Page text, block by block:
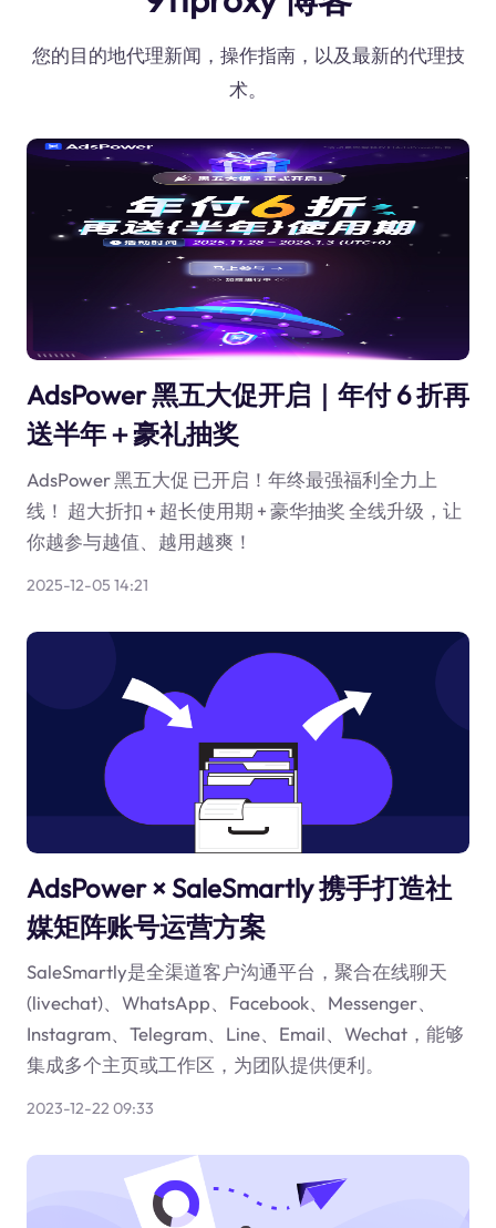
您的目的地代理新闻，操作指南，以及最新的代理技
术。
AdsPower 黑五大促开启｜年付 6 折再
送半年＋豪礼抽奖
AdsPower 黑五大促 已开启！年终最强福利全力上
线！ 超大折扣 + 超长使用期 + 豪华抽奖 全线升级，让
你越参与越值、越用越爽！
2025-12-05 14:21
AdsPower × SaleSmartly 携手打造社
媒矩阵账号运营方案
SaleSmartly是全渠道客户沟通平台，聚合在线聊天
(livechat)、WhatsApp、Facebook、Messenger、
Instagram、Telegram、Line、Email、Wechat，能够
集成多个主页或工作区，为团队提供便利。
2023-12-22 09:33